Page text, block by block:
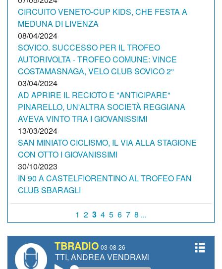
CIRCUITO VENETO-CUP KIDS, CHE FESTA A
MEDUNA DI LIVENZA
08/04/2024
SOVICO. SUCCESSO PER IL TROFEO
AUTORIVOLTA - TROFEO COMUNE: VINCE
COSTAMASNAGA, VELO CLUB SOVICO 2°
03/04/2024
AD APRIRE IL RECIOTO E "ANTICIPARE"
PINARELLO, UN'ALTRA SOCIETÀ REGGIANA
AVEVA VINTO TRA I GIOVANISSIMI
13/03/2024
SAN MINIATO CICLISMO, IL VIA ALLA STAGIONE
CON OTTO I GIOVANISSIMI
30/10/2023
IN 90 A CASTELFIORENTINO AL TROFEO FAN
CLUB SBARAGLI
1 2 3 4 5 6 7 8 ...
TBRADIO 03-08-26
ANDREA VENDRAME, FILIPPO FIORELLI